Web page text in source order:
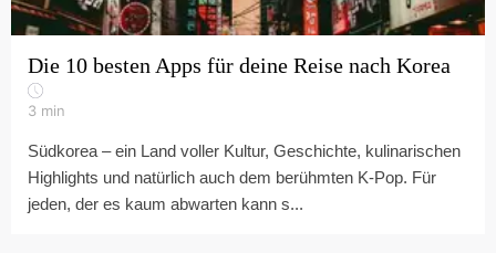
Die 10 besten Apps für deine Reise nach Korea
3 min
Südkorea – ein Land voller Kultur, Geschichte, kulinarischen
Highlights und natürlich auch dem berühmten K-Pop. Für
jeden, der es kaum abwarten kann s...